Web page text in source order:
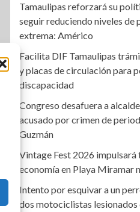
Tamaulipas reforzará su
seguir reduciendo niveles de
extrema: Américo
Facilita DIF Tamaulipas
y placas de circulación para
discapacidad
Congreso desafuera a
acusado por crimen de
Guzmán
Vintage Fest 2026 impulsará
economía en Playa Miramar
Intento por esquivar a un
dos motociclistas lesionados